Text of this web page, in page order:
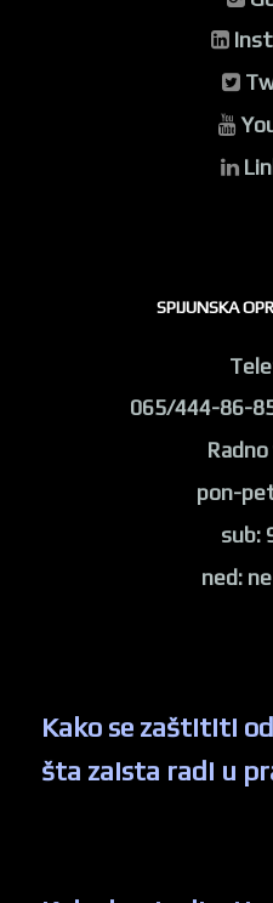
SPIJUNSKA
065/444-86-
pon-
sub:
ned:
Kako se zaštititi
šta zaista radi u